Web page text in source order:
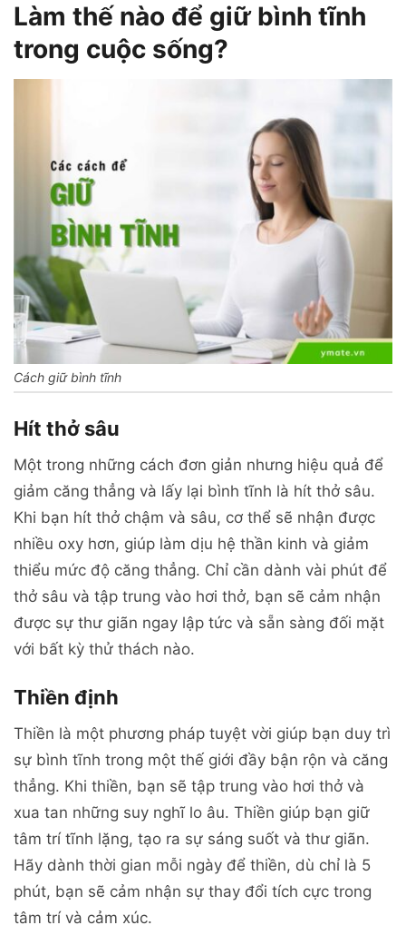
Làm thế nào để giữ bình tĩnh
trong cuộc sống?
Cách giữ bình tĩnh
Hít thở sâu
Một trong những cách đơn giản nhưng hiệu quả để
giảm căng thẳng và lấy lại bình tĩnh là hít thở sâu.
Khi bạn hít thở chậm và sâu, cơ thể sẽ nhận được
nhiều oxy hơn, giúp làm dịu hệ thần kinh và giảm
thiểu mức độ căng thẳng. Chỉ cần dành vài phút để
thở sâu và tập trung vào hơi thở, bạn sẽ cảm nhận
được sự thư giãn ngay lập tức và sẵn sàng đối mặt
với bất kỳ thử thách nào.
Thiền định
Thiền là một phương pháp tuyệt vời giúp bạn duy trì
sự bình tĩnh trong một thế giới đầy bận rộn và căng
thẳng. Khi thiền, bạn sẽ tập trung vào hơi thở và
xua tan những suy nghĩ lo âu. Thiền giúp bạn giữ
tâm trí tĩnh lặng, tạo ra sự sáng suốt và thư giãn.
Hãy dành thời gian mỗi ngày để thiền, dù chỉ là 5
phút, bạn sẽ cảm nhận sự thay đổi tích cực trong
tâm trí và cảm xúc.